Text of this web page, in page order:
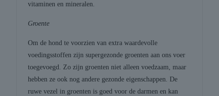
vitaminen en mineralen.
Groente
Om de hond te voorzien van extra waardevolle
voedingsstoffen zijn supergezonde groenten aan ons voer
toegevoegd. Zo zijn groenten niet alleen voedzaam, maar
hebben ze ook nog andere gezonde eigenschappen. De
ruwe vezel in groenten is goed voor de darmen en kan